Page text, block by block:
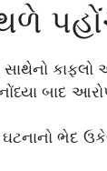
કાફલો
બાદ
ભેદ